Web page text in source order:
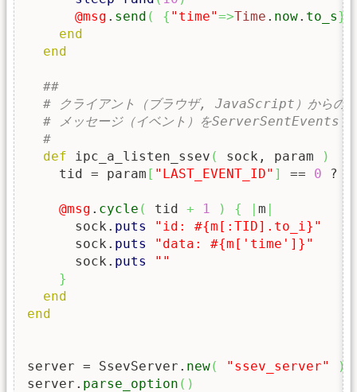
@msg . send ( { "time"=>Time . now. to_s}
end
end
##
# クライアント（ブラウザ, JavaScript）からのリ
# メッセージ（イベント）をServerSentEventsプ
#
def ipc_a_listen_ssev ( sock, param
)
    tid = param
[ "LAST_EVENT_ID" ] == 0 ?
@msg . cycle ( tid + 1 ) { | m |
      sock.
puts
"id: #{m[:TID].to_i}"
      sock.
puts
"data: #{m['time']}"
      sock.
puts
""
}
end
end
server = SsevServer. new( "ssev_server"
)
server. parse_option ( )